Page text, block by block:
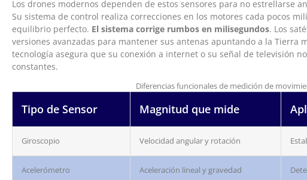
Los drones modernos dependen de estos sensores para no estrellarse
Su sistema de control realiza correcciones en los motores cada pocos
equilibrio perfecto. El sistema corrige rumbos en milisegundos. Los
versiones avanzadas para mantener sus antenas apuntando a la Tierra
tecnología asegura que su conexión a internet o su señal de televisión
constantes.
Diferencias funcionales de medición de
Tipo de Sensor Magnitud que mide
Giroscopio Velocidad angular y rotación
Acelerómetro Aceleración lineal y gravedad